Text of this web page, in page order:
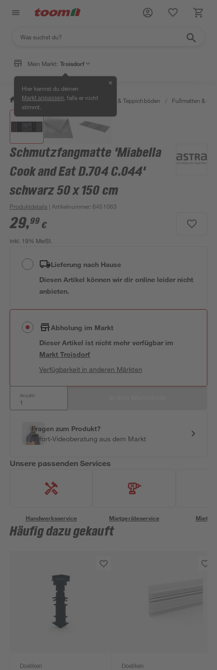
Mein Markt: Troisdorf
Hier kannst du deinen
Markt anpassen , falls er nicht
stimmt.
✕
/ Wohnen & Haushalt / Teppiche & Teppichböden / Fußmatten &
Schmutzfangmatte 'Miabella
Cook and Eat D.704 C.044'
schwarz 50 x 150 cm
Produktdetails | Artikelnummer:6451063
29,99 €
inkl. 19% MwSt.
Lieferung nach Hause
Diesen Artikel können wir dir online leider nicht
anbieten.
Abholung im Markt
Dieser Artikel ist nicht mehr verfügbar im
MarktTroisdorf
Verfügbarkeit in anderen Märkten
Anzahl:
Fragen zum Produkt?
Sofort-Videoberatung aus dem Markt
Unsere passenden Services
Handwerksservice Mietgeräteservice
Häufig dazu gekauft
Doellken Doellken